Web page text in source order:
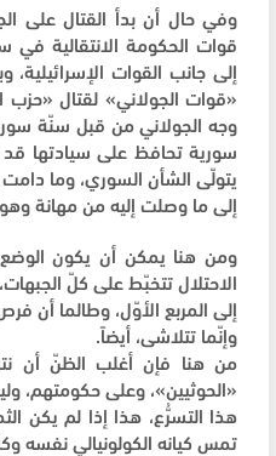
وفي حال أن بدأ القتال على
قوات الحكومة الانتقالية
إلى جانب القوات
«قوات الجولاني» لقتال «حزب
وجه الجولاني من قبل سنّة
سورية تحافظ على سيادتها
يتولّى الشأن السوري، وما
إلى ما وصلت إليه من مهانة
ومن هنا يمكن أن يكون الوضع
الاحتلال تتخبّط على كلّ
إلى المربع الأوّل، وطالما أن
وإنّما تتلاشى، أيضاً.
من هنا فإن أغلب الظنّ أن
«الحوثيين»، وعلى حكومتهم،
هذا التسرُّع، هذا إذا لم يكن
تمس كيانه الكولونيالي نفسه